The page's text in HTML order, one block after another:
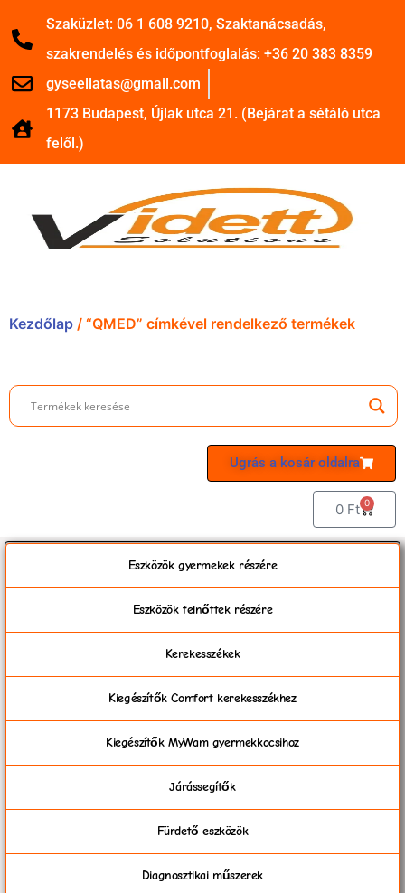
Szaküzlet: 06 1 608 9210, Szaktanácsadás,
szakrendelés és időpontfoglalás: +36 20 383 8359
gyseellatas@gmail.com
1173 Budapest, Újlak utca 21. (Bejárat a sétáló utca
felől.)
Kezdőlap / “QMED” címkével rendelkező termékek
Ugrás a kosár oldalra
0 Ft 0
Eszközök gyermekek részére
Eszközök felnőttek részére
Kerekesszékek
Kiegészítők Comfort kerekesszékhez
Kiegészítők MyWam gyermekkocsihoz
Járássegítők
Fürdető eszközök
Diagnosztikai műszerek